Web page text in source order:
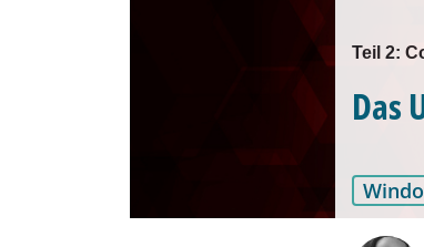
Teil 2:
Das